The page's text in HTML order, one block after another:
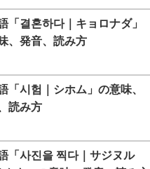
「결혼하다｜キョロナダ」
、発音、読み方
「시험｜シホム」の意味、
読み方
「사진을 찍다｜サジヌル